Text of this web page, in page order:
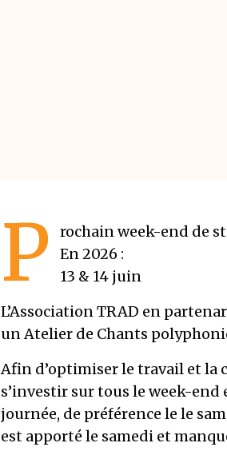
P
rochain week-end de
En 2026 :
13 & 14 juin
L’Association TRAD en
un Atelier de Chants
Afin d’optimiser le travail et la
s’investir sur tous le week-end
journée, de préférence le le
est apporté le samedi et